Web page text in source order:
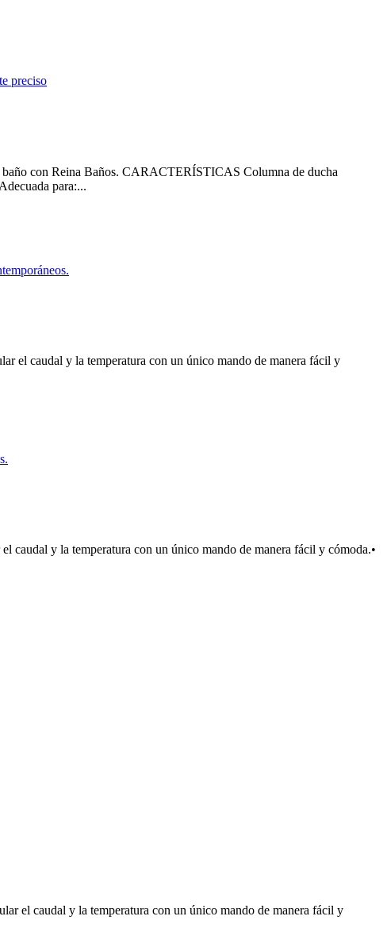
con Reina Baños. CARACTERÍSTICAS Columna de ducha
para:...
el caudal y la temperatura con un único mando de manera fácil y
y la temperatura con un único mando de manera fácil y cómoda.•
el caudal y la temperatura con un único mando de manera fácil y